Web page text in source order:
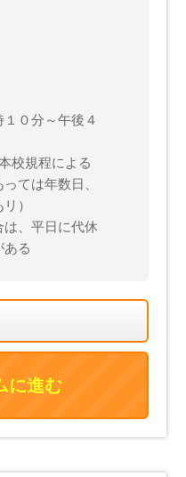
０分～午後４
校規程による
ては年数日、
）
、平日に代休
ある
に進む